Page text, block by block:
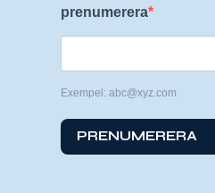
prenumerera
Exempel: abc@xyz.com
PRENUMERERA